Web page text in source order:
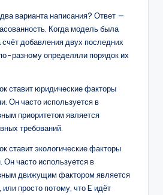
варианта написания? Ответ —
Когда модель была
добавления двух последних
разному определяли порядок их
ставит юридические факторы
Он часто используется в
приоритетом является
требований.
ставит экологические факторы
часто используется в
движущим фактором является
или просто потому, что E идёт